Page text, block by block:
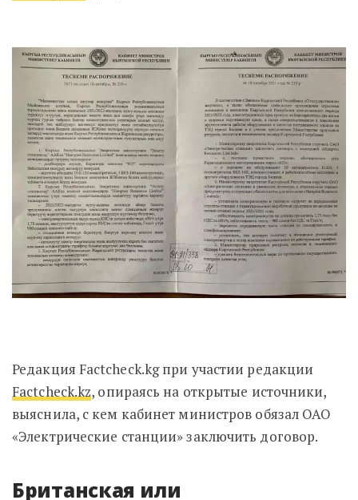
Редакция Factcheck.kg при участии редакции
Factcheck.kz, опираясь на открытые источники,
выяснила, с кем кабинет министров обязал ОАО
«Электрические станции» заключить договор.
Британская или